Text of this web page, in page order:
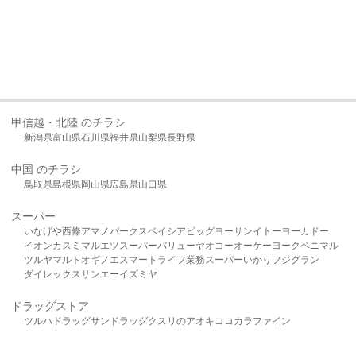
甲信越・北陸 のチラシ
新潟県富山県石川県福井県山梨県長野県
中国 のチラシ
鳥取県島根県岡山県広島県山口県
スーパー
いなげや西條アマノパークスベイシア ビッグヨーサンイトーヨーカドー
イオンカスミ マルエツスーパーバリューヤオコーオーケー ヨークベニマル
ツルヤマルト オギノ エスマート ライフ業務スーパーいかり フジグラン
ダイレックスサンエーイズミヤ
ドラッグストア
ツルハドラッグサンドラッグクスリのアオキ ココカラファイン